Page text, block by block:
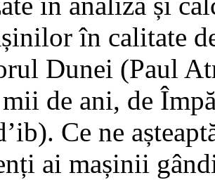
în calitate
Dunei (Paul
mii de ani, de
Ce ne
ai mașinii